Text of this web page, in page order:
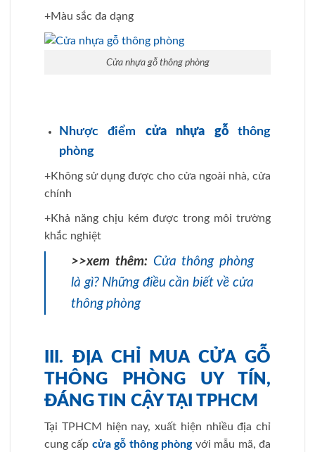
+Màu sắc đa dạng
Cửa nhựa gỗ thông phòng
Nhược điểm cửa nhựa gỗthông
phòng
+Không sử dụng được cho cửa ngoài nhà, cửa
chính
+Khả năng chịu kém được trong môi trường
khắc nghiệt
>>xem thêm: Cửa thông phòng
là gì? Những điều cần biết về cửa
thông phòng
III. ĐỊA CHỈ MUA CỬA GỖ
THÔNG PHÒNG UY TÍN,
ĐÁNG TIN CẬY TẠI TPHCM
Tại TPHCM hiện nay, xuất hiện nhiều địa chỉ
cung cấp cửa gỗ thông phòngvới mẫu mã, đa